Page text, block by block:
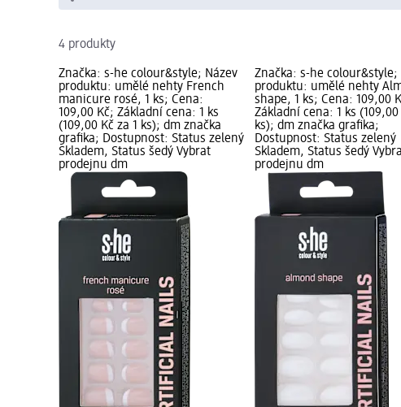
4 produkty
Značka: s-he colour&style; Název
produktu: umělé nehty French
manicure rosé, 1 ks; Cena:
109,00 Kč; Základní cena: 1 ks
(109,00 Kč za 1 ks); dm značka
grafika; Dostupnost: Status zelený
Skladem, Status šedý Vybrat
prodejnu dm
Značka: s-he colour&style;
produktu: umělé nehty
shape, 1 ks; Cena: 109,00
Základní cena: 1 ks (109,00
ks); dm značka grafika;
Dostupnost: Status zelený
Skladem, Status šedý
prodejnu dm